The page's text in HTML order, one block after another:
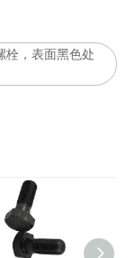
栓，表面黑色处